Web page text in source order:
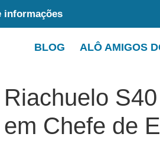
informações
BLOG ALÔ AMIGOS
Chefe de